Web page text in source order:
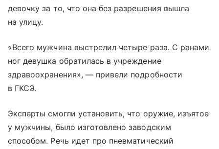
девочку за то, что она без разрешения вышла
на улицу.
«Всего мужчина выстрелил четыре раза. С ранами
ног девушка обратилась в учреждение
здравоохранения», — привели подробности
в ГКСЭ.
Эксперты смогли установить, что оружие, изъятое
у мужчины, было изготовлено заводским
способом. Речь идет про пневматический